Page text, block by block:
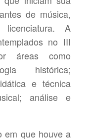
de música,
A
no III
áreas como
histórica;
e técnica
análise e
em que houve a